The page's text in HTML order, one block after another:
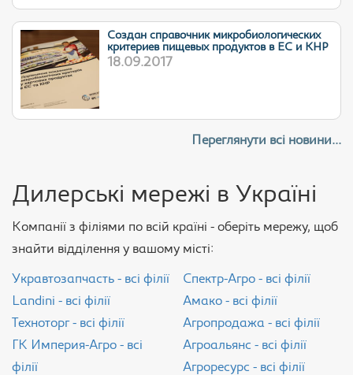
Cоздан справочник микробиологических
критериев пищевых продуктов в ЕС и КНР
18.09.2017
Переглянути всі новини...
Дилерські мережі в Україні
Компанії з філіями по всій країні - оберіть мережу, щоб
знайти відділення у вашому місті:
Укравтозапчасть - всі філії
Landini - всі філії
Техноторг - всі філії
ГК Империя-Агро - всі
філії
Спектр-Агро - всі філії
Амако - всі філії
Агропродажа - всі філії
Агроальянс - всі філії
Агроресурс - всі філії